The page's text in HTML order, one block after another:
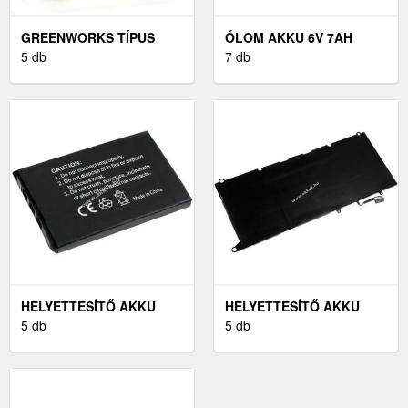
GREENWORKS TÍPUS
29837 AKKU
5 db
ÓLOM AKKU 6V 7AH
EMOS
7 db
HELYETTESÍTŐ AKKU
CASIO EXILIM EX-S600BE
5 db
HELYETTESÍTŐ AKKU
DELL TÍPUS 0N7T6
5 db